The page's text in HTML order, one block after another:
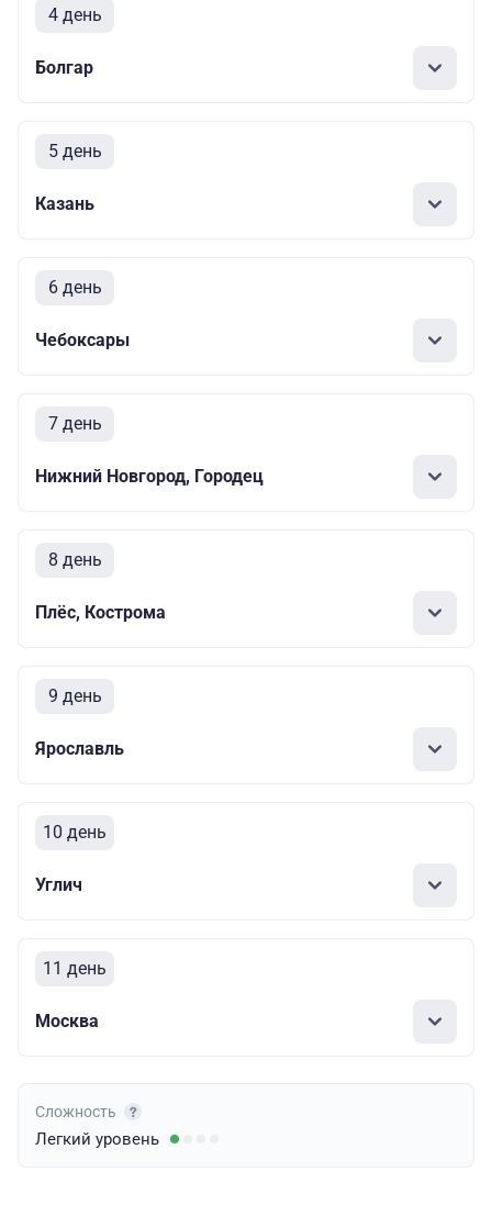
4 день
Болгар
5 день
Казань
6 день
Чебоксары
7 день
Нижний Новгород, Городец
8 день
Плёс, Кострома
9 день
Ярославль
10 день
Углич
11 день
Москва
Сложность
Легкий уровень